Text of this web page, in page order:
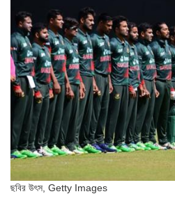
ছবির উৎস, Getty Images